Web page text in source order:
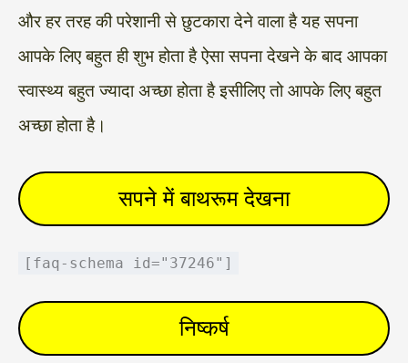
और हर तरह की परेशानी से छुटकारा देने वाला है यह सपना
आपके लिए बहुत ही शुभ होता है ऐसा सपना देखने के बाद आपका
स्वास्थ्य बहुत ज्यादा अच्छा होता है इसीलिए तो आपके लिए बहुत
अच्छा होता है।
सपने में बाथरूम देखना
[faq-schema id="37246"]
निष्कर्ष